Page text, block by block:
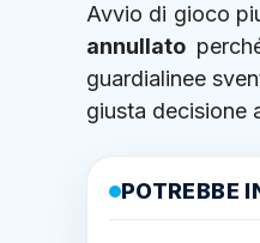
Avvio di gioco
annullato
guardialinee
giusta decisione
POTREBBE